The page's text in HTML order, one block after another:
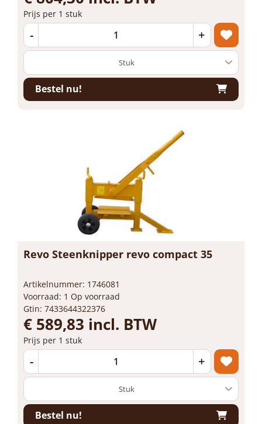
Prijs per 1 stuk
- +
Bestel nu!
Revo Steenknipper revo compact 35
Artikelnummer: 1746081
Voorraad: 1 Op voorraad
Gtin: 7433644322376
€ 589,83 incl. BTW
Prijs per 1 stuk
- +
Bestel nu!